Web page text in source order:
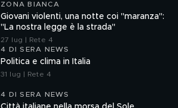
ZONA BIANCA
Giovani violenti, una notte coi "maranza":
"La nostra legge è la strada"
27 lug | Rete 4
4 DI SERA NEWS
Politica e clima in Italia
31 lug | Rete 4
4 DI SERA NEWS